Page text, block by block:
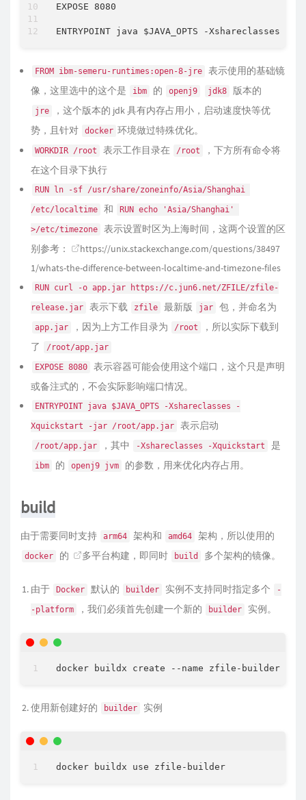
EXPOSE 8080
FROM ibm-semeru-runtimes:open-8-jre
表示使用的基础镜
像，这里选中的这个是
ibm 的 openj9 jdk8 版本的
jre
，这个版本的 jdk 具有内存占用小，启动速度快等优
势，且针对
docker 环境做过特殊优化。
WORKDIR /root 表示工作目录在 /root
，下方所有命令将
在这个目录下执行
RUN ln -sf /usr/share/zoneinfo/Asia/Shanghai
/etc/localtime 和 RUN echo 'Asia/Shanghai'
>/etc/timezone
表示设置时区为上海时间，这两个设置的区
别参考：
https://unix.stackexchange.com/questions/38497
1/whats-the-difference-between-localtime-and-timezone-files
RUN curl -o app.jar https://c.jun6.net/ZFILE/zfile-
release.jar 表示下载 zfile 最新版 jar 包，并命名为
app.jar ，因为上方工作目录为 /root
，所以实际下载到
了
/root/app.jar
EXPOSE 8080
表示容器可能会使用这个端口，这个只是声明
或备注式的，不会实际影响端口情况。
ENTRYPOINT java $JAVA_OPTS -Xshareclasses -
Xquickstart -jar /root/app.jar 表示启动
/root/app.jar ，其中 -Xshareclasses -Xquickstart 是
ibm 的 openj9 jvm 的参数，用来优化内存占用。
build
由于需要同时支持 arm64 架构和 amd64 架构，所以使用的
docker 的 多平台构建 ，即同时 build 多个架构的镜像。
由于 Docker 默认的 builder 实例不支持同时指定多个 -
-platform ，我们必须首先创建一个新的 builder 实例。
使用新创建好的 builder 实例